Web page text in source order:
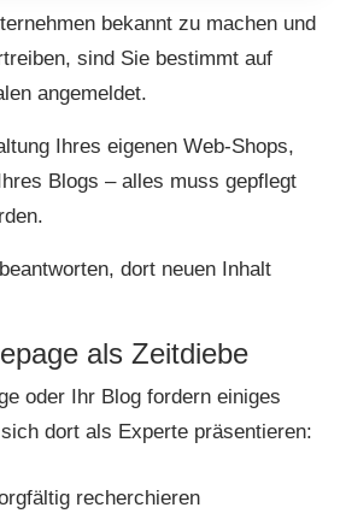
bekannt zu machen und
sind Sie bestimmt auf
angemeldet.
Ihres eigenen Web-Shops,
Blogs – alles muss gepflegt
dort neuen Inhalt
als Zeitdiebe
oder Ihr Blog fordern einiges
dort als Experte präsentieren:
recherchieren